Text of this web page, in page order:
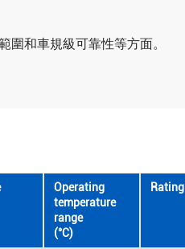
和車規級可靠性等方面。
Operating
temperature
range
(°C)
Rating